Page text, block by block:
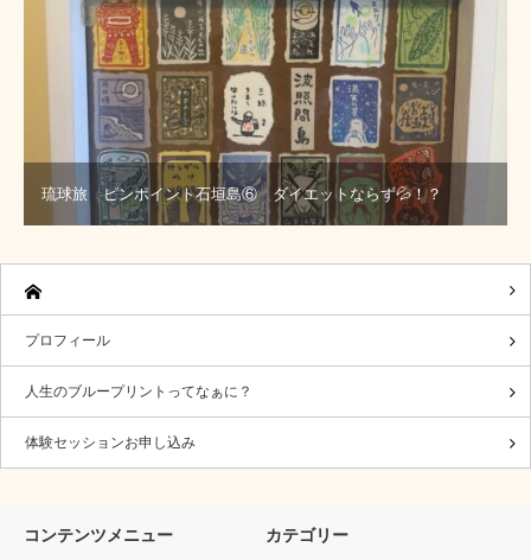
琉球旅 ピンポイント石垣島⑥ ダイエットならず💦！？
プロフィール
人生のブループリントってなぁに？
体験セッションお申し込み
コンテンツメニュー カテゴリー